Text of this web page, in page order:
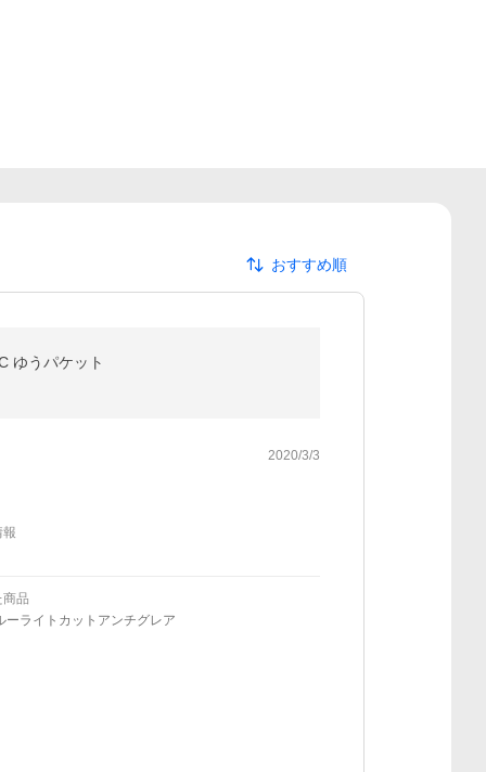
おすすめ順
ゆうパケット
2020/3/3
報
品
ーライトカットアンチグレア